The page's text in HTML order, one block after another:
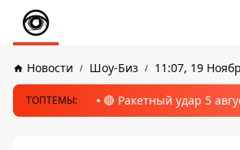
Новости Шоу-Биз 11:07, 19
ТОПТЕМЫ: 🔴 Ракетный удар 5